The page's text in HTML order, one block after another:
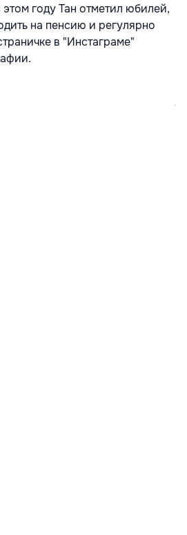
году Тан отметил юбилей,
на пенсию и регулярно
в "Инстаграме"